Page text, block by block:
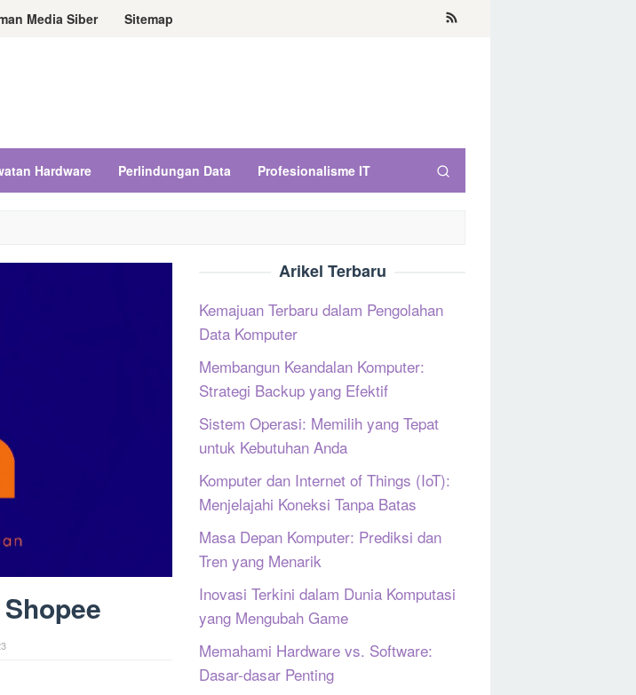
Media Siber Sitemap
Hardware Perlindungan Data Profesionalisme IT
Arikel Terbaru
Kemajuan Terbaru dalam Pengolahan
Data Komputer
Membangun Keandalan Komputer:
Strategi Backup yang Efektif
Sistem Operasi: Memilih yang Tepat
untuk Kebutuhan Anda
Komputer dan Internet of Things (IoT):
Menjelajahi Koneksi Tanpa Batas
Masa Depan Komputer: Prediksi dan
Tren yang Menarik
Inovasi Terkini dalam Dunia Komputasi
yang Mengubah Game
Memahami Hardware vs. Software:
Dasar-dasar Penting